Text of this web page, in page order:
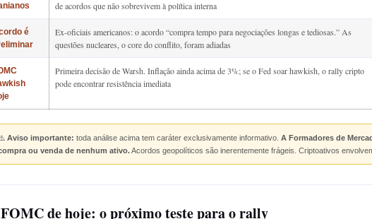
de acordos que não sobrevivem à política interna
é
Ex-oficiais americanos: o acordo “compra tempo para negociações longas e tediosas.” As
questões nucleares, o core do conflito, foram adiadas
Primeira decisão de Warsh. Inflação ainda acima de 3%; se o Fed soar hawkish, o rally cripto
pode encontrar resistência imediata
Aviso importante: toda análise acima tem caráter exclusivamente informativo. A Formadores de
ou venda de nenhum ativo.Acordos geopolíticos são inerentemente frágeis. Criptoativos
de hoje: o próximo teste para o rally